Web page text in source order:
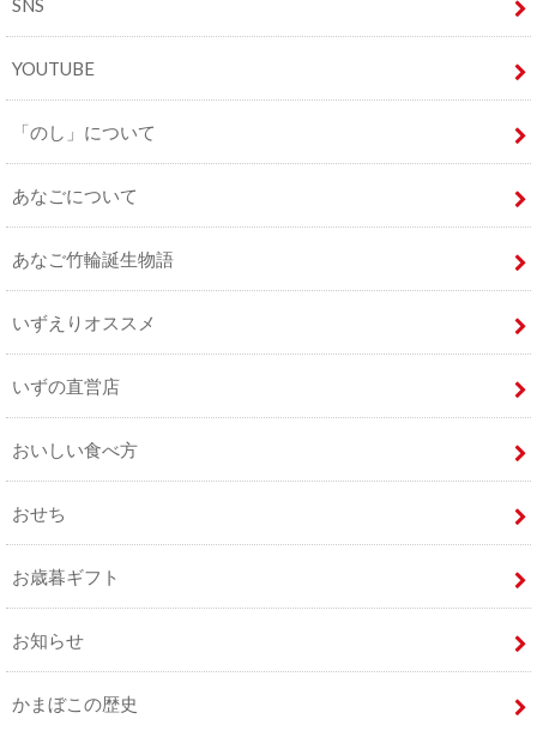
SNS
YOUTUBE
「のし」について
あなごについて
あなご竹輪誕生物語
いずえりオススメ
いずの直営店
おいしい食べ方
おせち
お歳暮ギフト
お知らせ
かまぼこの歴史